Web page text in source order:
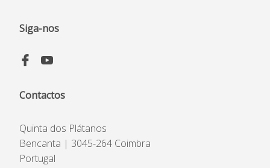
Siga-nos
Contactos
Quinta dos Plátanos
Bencanta | 3045-264 Coimbra
Portugal